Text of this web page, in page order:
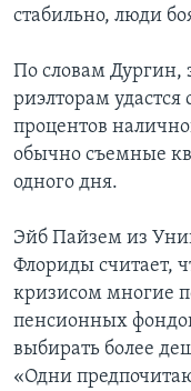
стабильно, люди
По словам Дургин,
риэлторам удастся
процентов
обычно съемные
одного дня.
Эйб Пайзем из
Флориды считает,
кризисом многие
пенсионных
выбирать более
«Одни